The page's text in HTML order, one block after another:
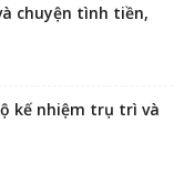
chuyện tình tiền,
kế nhiệm trụ trì và